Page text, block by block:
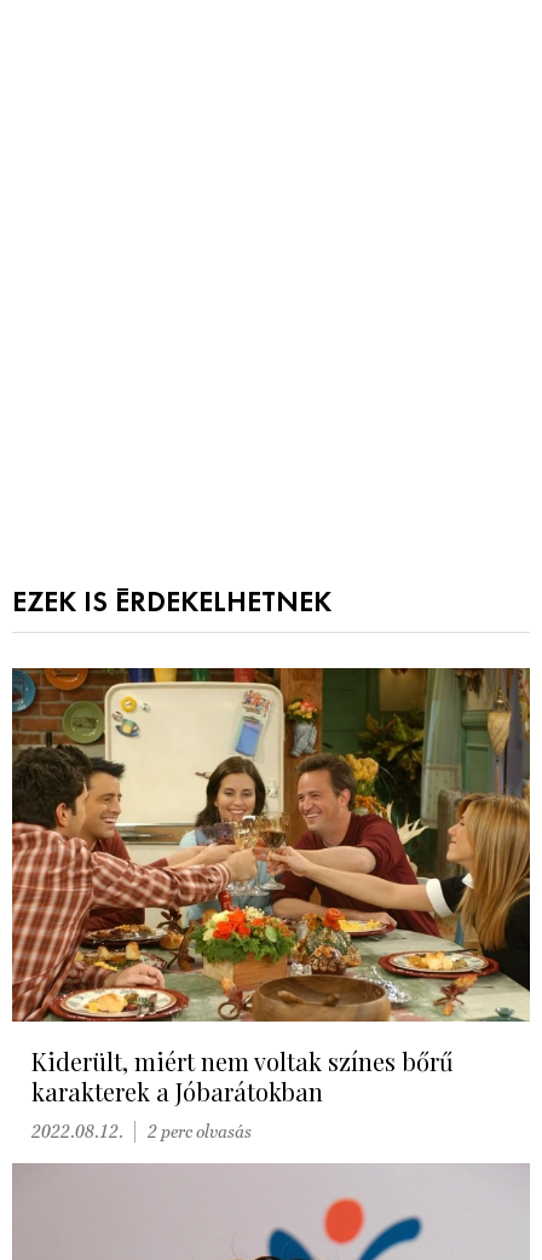
EZEK IS ÉRDEKELHETNEK
Kiderült, miért nem voltak színes bőrű
karakterek a Jóbarátokban
2022.08.12. 2 perc olvasás